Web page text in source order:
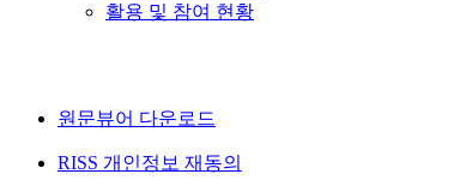
활용 및 참여 현황
원문뷰어 다운로드
RISS 개인정보 재동의